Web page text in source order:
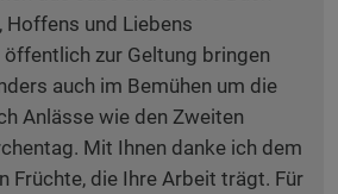
Hoffens und Liebens
zur Geltung bringen
auch im Bemühen um die
Anlässe wie den Zweiten
Mit Ihnen danke ich dem
Früchte, die Ihre Arbeit trägt. Für